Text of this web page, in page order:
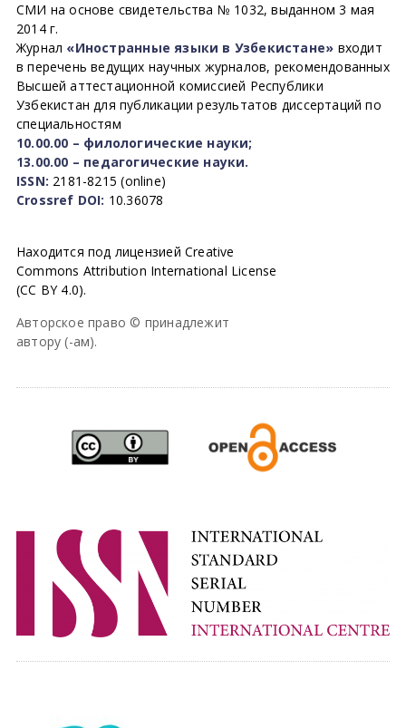
СМИ на основе свидетельства № 1032, выданном 3 мая
2014 г.
Журнал «Иностранные языки в Узбекистане» входит
в перечень ведущих научных журналов, рекомендованных
Высшей аттестационной комиссией Республики
Узбекистан для публикации результатов диссертаций по
специальностям
10.00.00 – филологические науки;
13.00.00 – педагогические науки.
ISSN: 2181-8215 (online)
Crossref DOI: 10.36078
Находится под лицензией Creative
Commons Attribution International License
(CC BY 4.0).
Авторское право © принадлежит
автору (-ам).